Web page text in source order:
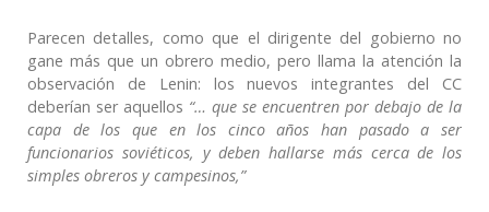
Parecen detalles, como que el dirigente del gobierno no
gane más que un obrero medio, pero llama la atención la
observación de Lenin: los nuevos integrantes del CC
deberían ser aquellos “… que se encuentren por debajo de la
capa de los que en los cinco años han pasado a ser
funcionarios soviéticos, y deben hallarse más cerca de los
simples obreros y campesinos,”